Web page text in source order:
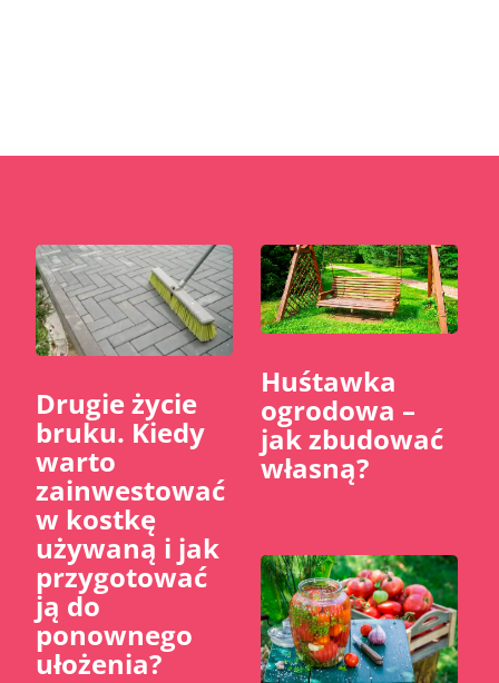
​Drugie życie
bruku. Kiedy
warto
zainwestować
w kostkę
używaną i jak
przygotować
ją do
ponownego
ułożenia?
Huśtawka
ogrodowa –
jak zbudować
własną?